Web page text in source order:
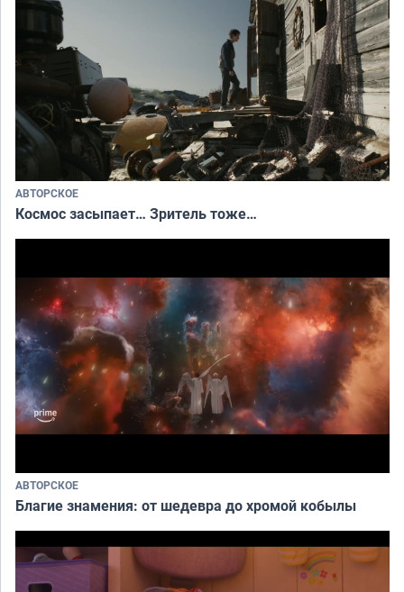
АВТОРСКОЕ
Космос засыпает… Зритель тоже…
АВТОРСКОЕ
Благие знамения: от шедевра до хромой кобылы